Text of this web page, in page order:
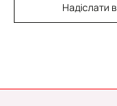
Надіслати